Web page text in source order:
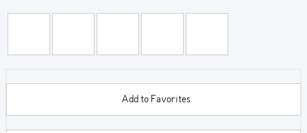
Add to Favorites